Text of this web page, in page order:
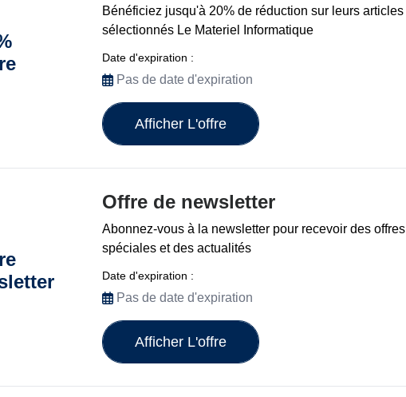
Bénéficiez jusqu'à 20% de réduction sur leurs articles
sélectionnés Le Materiel Informatique
Date d'expiration :
Pas de date d'expiration
Afficher L'offre
Offre de newsletter
Abonnez-vous à la newsletter pour recevoir des offres
spéciales et des actualités
Date d'expiration :
Pas de date d'expiration
Afficher L'offre